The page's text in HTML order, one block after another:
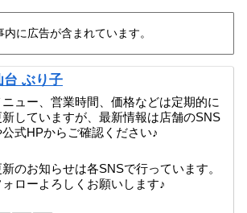
内に広告が含まれています。
台 ぶり子
ニュー、営業時間、価格などは定期的に
新していますが、最新情報は店舗のSNS
公式HPからご確認ください♪
のお知らせは各SNSで行っています。
ォローよろしくお願いします♪